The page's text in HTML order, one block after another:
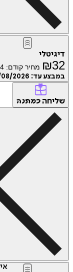
דיגיטלי
₪32 מחיר קודם:
במבצע עד: 08/2026
שליחה כמתנה